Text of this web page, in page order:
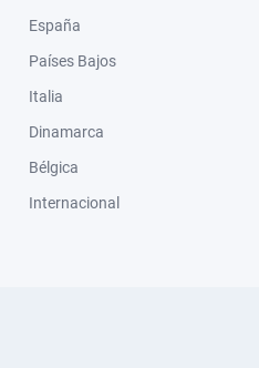
España
Países Bajos
Italia
Dinamarca
Bélgica
Internacional